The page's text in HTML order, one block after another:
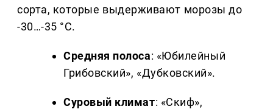
сорта, которые выдерживают морозы до
-30…-35 °C.
Средняя полоса: «Юбилейный
Грибовский», «Дубковский».
Суровый климат: «Скиф»,